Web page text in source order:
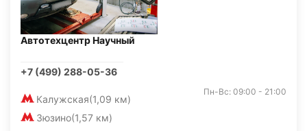
Автотехцентр Научный
+7 (499) 288-05-36
Калужская(1,09 км)
Зюзино(1,57 км)
Пн-Вс: 09:00 - 21:00